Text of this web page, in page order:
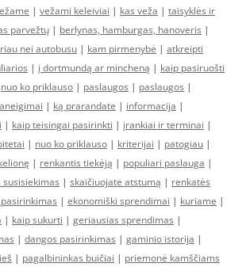
| vežami keleiviai | kas veža | taisyklės ir
parvežtų | berlynas, hamburgas, hanoveris |
nei autobusu | kam pirmenybė | atkreipti
| į dortmundą ar mincheną | kaip pasiruošti
nuo ko priklauso | paslaugos | paslaugos |
| ką prarandate | informacija |
| kaip teisingai pasirinkti | įrankiai ir terminai |
| nuo ko priklauso | kriterijai | patogiau |
| renkantis tiekėją | populiari paslauga |
susisiekimas | skaičiuojate atstumą | renkatės
| ekonomiški sprendimai | kuriame |
| kaip sukurti | geriausias sprendimas |
| dangos pasirinkimas | gaminio istorija |
| pagalbininkas buičiai | priemonė kamščiams